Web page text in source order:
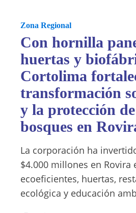
Zona Regional
Con hornilla
huertas y
Cortolima
transformación
y la protección
bosques en
La corporación ha
$4.000 millones en Rovira
ecoeficientes, huertas,
ecológica y educación